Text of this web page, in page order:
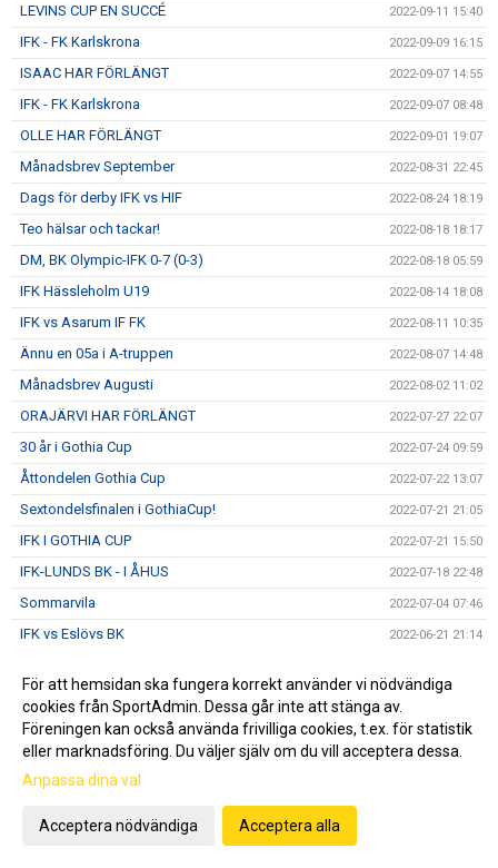
LEVINS CUP EN SUCCÉ 2022-09-11 15:40
IFK - FK Karlskrona 2022-09-09 16:15
ISAAC HAR FÖRLÄNGT 2022-09-07 14:55
IFK - FK Karlskrona 2022-09-07 08:48
OLLE HAR FÖRLÄNGT 2022-09-01 19:07
Månadsbrev September 2022-08-31 22:45
Dags för derby IFK vs HIF 2022-08-24 18:19
Teo hälsar och tackar! 2022-08-18 18:17
DM, BK Olympic-IFK 0-7 (0-3) 2022-08-18 05:59
IFK Hässleholm U19 2022-08-14 18:08
IFK vs Asarum IF FK 2022-08-11 10:35
Ännu en 05a i A-truppen 2022-08-07 14:48
Månadsbrev Augusti 2022-08-02 11:02
ORAJÄRVI HAR FÖRLÄNGT 2022-07-27 22:07
30 år i Gothia Cup 2022-07-24 09:59
Åttondelen Gothia Cup 2022-07-22 13:07
Sextondelsfinalen i GothiaCup! 2022-07-21 21:05
IFK I GOTHIA CUP 2022-07-21 15:50
IFK-LUNDS BK - I ÅHUS 2022-07-18 22:48
Sommarvila 2022-07-04 07:46
IFK vs Eslövs BK 2022-06-21 21:14
DM, IFK- IF Lödde 2-1 (0-0) 2022-06-15 22:14
Sommarfotbollsskola 2022-06-07 08:21
IFK vs Ariana FC 2022-06-01 22:07
IFK vs FBK Balkan
Föreläsning om machokultur
För att hemsidan ska fungera korrekt använder vi nödvändiga
cookies från SportAdmin. Dessa går inte att stänga av.
Föreningen kan också använda frivilliga cookies, t.ex. för statistik
eller marknadsföring. Du väljer själv om du vill acceptera dessa.
Anpassa dina val
Acceptera nödvändiga Acceptera alla